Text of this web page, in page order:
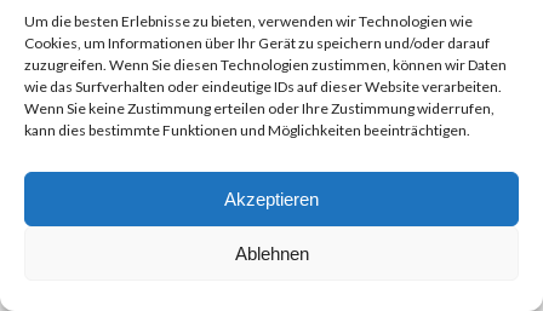
Um die besten Erlebnisse zu bieten, verwenden wir Technologien wie
Cookies, um Informationen über Ihr Gerät zu speichern und/oder darauf
zuzugreifen. Wenn Sie diesen Technologien zustimmen, können wir Daten
wie das Surfverhalten oder eindeutige IDs auf dieser Website verarbeiten.
Wenn Sie keine Zustimmung erteilen oder Ihre Zustimmung widerrufen,
kann dies bestimmte Funktionen und Möglichkeiten beeinträchtigen.
Akzeptieren
Ablehnen